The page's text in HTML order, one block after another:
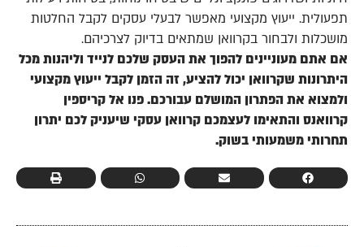
תפעולית. ייעוץ מקצועי מאפשר לבעלי עסקים לקבל החלטות
מושכלות ולבחור בקרוואן שמתאים בדיוק לצרכיהם.
אם אתם מעוניינים להפוך את העסק שלכם לנייד וליהנות מכל
היתרונות שקרוואן יכול להציע, זה הזמן לקבל ייעוץ מקצועי
ולמצוא את הפתרון המושלם עבורכם. פנו אל קריספין
קרוואנס והתאימו לעצמכם קרוואן עסקי שיעניק לכם יתרון
תחרותי משמעותי בשוק.